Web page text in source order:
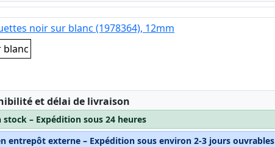
noir sur blanc (1978364), 12mm
blanc
et délai de livraison
stock – Expédition sous 24 heures
entrepôt externe – Expédition sous environ 2-3 jours ouvrables